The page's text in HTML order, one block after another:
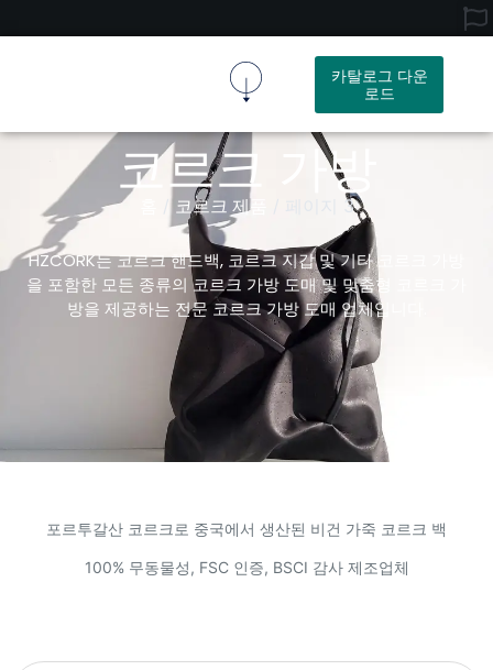
카탈로그 다운
로드
코르크 가방
/ 코르크 제품 / 페이지 3
HZCORK는 코르크 핸드백, 코르크 지갑 및 기타 코르크 가방
을 포함한 모든 종류의 코르크 가방 도매 및 맞춤형 코르크 가
방을 제공하는 전문 코르크 가방 도매 업체입니다.
포르투갈산 코르크로 중국에서 생산된 비건 가죽 코르크 백
100% 무동물성, FSC 인증, BSCI 감사 제조업체